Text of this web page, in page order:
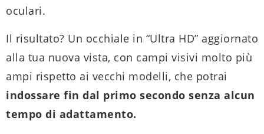
oculari.
Il risultato? Un occhiale in “Ultra HD” aggiornato
alla tua nuova vista, con campi visivi molto più
ampi rispetto ai vecchi modelli, che potrai
indossare fin dal primo secondo senza alcun
tempo di adattamento.